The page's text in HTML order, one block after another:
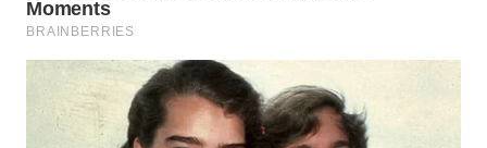
Wahana
Media
WAHANA
NEWS